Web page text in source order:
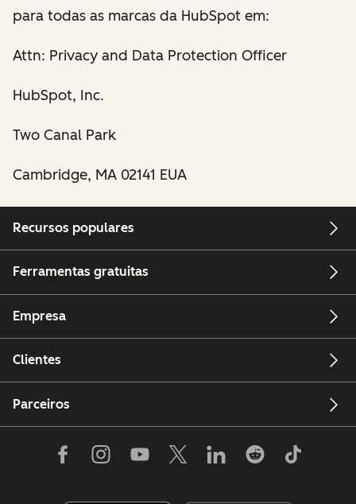
para todas as marcas da HubSpot em:
Attn: Privacy and Data Protection Officer
HubSpot, Inc.
Two Canal Park
Cambridge, MA 02141 EUA
Recursos populares
Ferramentas gratuitas
Empresa
Clientes
Parceiros